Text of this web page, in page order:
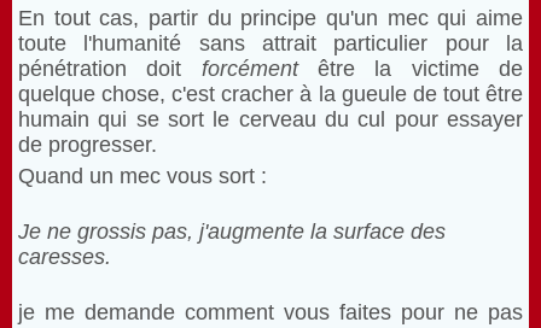
En tout cas, partir du principe qu'un mec qui aime
toute l'humanité sans attrait particulier pour la
pénétration doit forcémentêtre la victime de
quelque chose, c'est cracher à la gueule de tout être
humain qui se sort le cerveau du cul pour essayer
de progresser.
Quand un mec vous sort :
Je ne grossis pas, j'augmente la surface des
caresses.
je me demande comment vous faites pour ne pas